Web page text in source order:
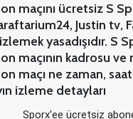
maçını ücretsiz S
Justin
yasadışıdır. S
maçının kadrosu
maçı ne zaman,
izleme detayları
Sporx'ee ücretsiz